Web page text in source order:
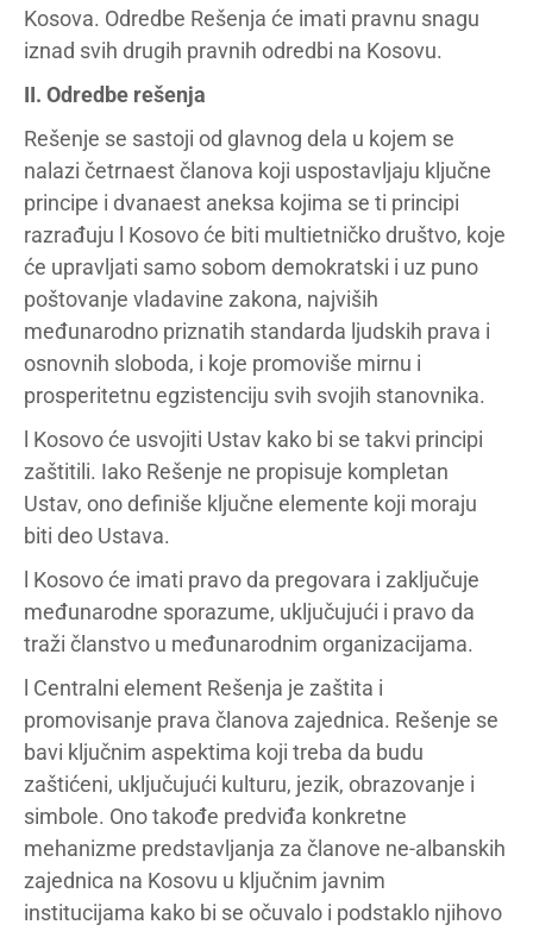
Kosova. Odredbe Rešenja će imati pravnu snagu
iznad svih drugih pravnih odredbi na Kosovu.
II. Odredbe rešenja
Rešenje se sastoji od glavnog dela u kojem se
nalazi četrnaest članova koji uspostavljaju ključne
principe i dvanaest aneksa kojima se ti principi
razrađuju l Kosovo će biti multietničko društvo, koje
će upravljati samo sobom demokratski i uz puno
poštovanje vladavine zakona, najviših
međunarodno priznatih standarda ljudskih prava i
osnovnih sloboda, i koje promoviše mirnu i
prosperitetnu egzistenciju svih svojih stanovnika.
l Kosovo će usvojiti Ustav kako bi se takvi principi
zaštitili. Iako Rešenje ne propisuje kompletan
Ustav, ono definiše ključne elemente koji moraju
biti deo Ustava.
l Kosovo će imati pravo da pregovara i zaključuje
međunarodne sporazume, uključujući i pravo da
traži članstvo u međunarodnim organizacijama.
l Centralni element Rešenja je zaštita i
promovisanje prava članova zajednica. Rešenje se
bavi ključnim aspektima koji treba da budu
zaštićeni, uključujući kulturu, jezik, obrazovanje i
simbole. Ono takođe predviđa konkretne
mehanizme predstavljanja za članove ne-albanskih
zajednica na Kosovu u ključnim javnim
institucijama kako bi se očuvalo i podstaklo njihovo